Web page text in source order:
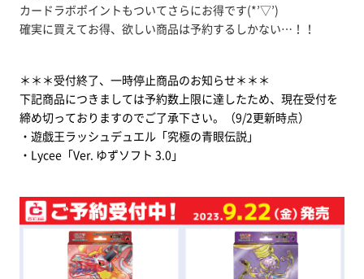
カードラボポイントもついてさらにお得です(*’▽’)
確実に買えてお得、欲しい商品は予約するしかない…！！
＊＊＊受付終了、一時停止商品のお知らせ＊＊＊
下記商品につきましては予約数上限に達したため、現在受付を
締め切っておりますのでご了承下さい。（9/2更新時点）
・遊戯王ラッシュデュエル「究極の青眼伝説」
・Lycee「Ver. ゆずソフト 3.0」